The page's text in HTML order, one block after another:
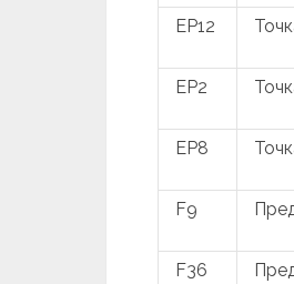
EP12
EP2
EP8
F9
F36